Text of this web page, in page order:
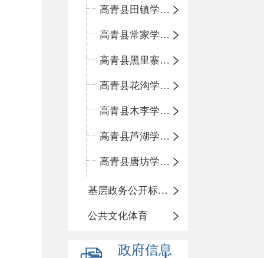
高青县田镇学区中心小学
高青县常家学区中心小学
高青县黑里寨学区中心小学
高青县花沟学区中心小学
高青县木李学区中心小学
高青县芦湖学区中心小学
高青县唐坊学区中心小学
基层政务公开标准化规范化
公共文化体育
政府信息